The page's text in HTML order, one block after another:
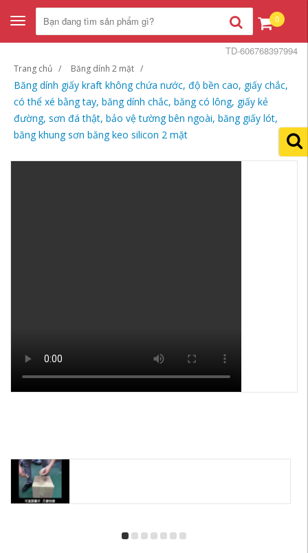
Toggle
navigation
0
Trang chủ Băng dính 2 mặt
Băng dính giấy kraft không chứa nước, độ bền cao, giấy chắc,
có thể xé bằng tay, băng dính chắc, băng có lông, giấy kẻ
đường, sơn đá thật, bảo vệ tường bên ngoài, băng giấy lót,
băng khung sơn băng keo silicon 2 mặt
TD-606768397994